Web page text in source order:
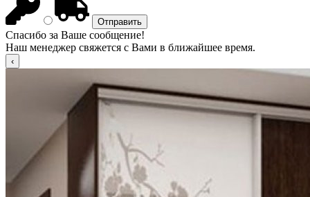
Спасибо за Ваше сообщение!
Наш менеджер свяжется с Вами в ближайшее время.